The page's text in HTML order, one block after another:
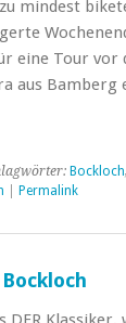
mindest
eine Tour vor
aus
Bockloch,
Permalink